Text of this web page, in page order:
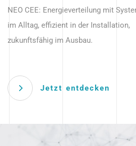
beginnt
NEO CEE: Energieverteilung mit
im Alltag, effizient in der Installation,
zukunftsfähig im Ausbau.
Jetzt entdecken
Anwendungen – robust, IP-geschützt
zukunftsfähig.